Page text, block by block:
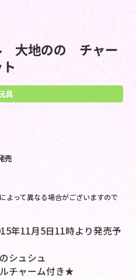
大地のの チャー
具
売
よって異なる場合がございますので
年11月5日11時より発売予
シュシュ
チャーム付き★